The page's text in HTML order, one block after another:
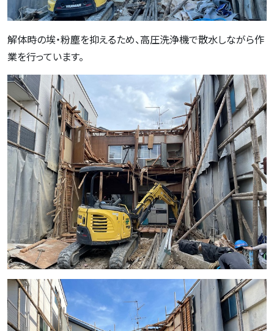
解体時の埃・粉塵を抑えるため、高圧洗浄機で散水しながら作
業を行っています。